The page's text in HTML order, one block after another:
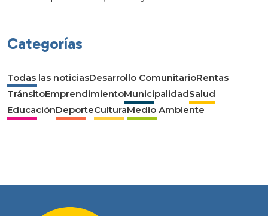
Categorías
Todas las noticiasDesarrollo ComunitarioRentas
TránsitoEmprendimientoMunicipalidadSalud
EducaciónDeporteCulturaMedio Ambiente